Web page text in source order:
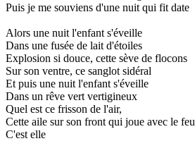
Puis je me souviens d'une nuit qui fit date
Alors une nuit l'enfant s'éveille
Dans une fusée de lait d'étoiles
Explosion si douce, cette sève de flocons
Sur son ventre, ce sanglot sidéral
Et puis une nuit l'enfant s'éveille
Dans un rêve vert vertigineux
Quel est ce frisson de l'air,
Cette aile sur son front qui joue avec le feu
C'est elle